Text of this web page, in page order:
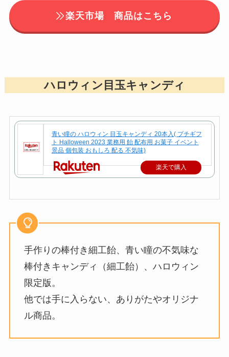
楽天市場 商品はこちら
ハロウィン目玉キャンディ
青い瞳の ハロウィン 目玉キャンディ 20本入( プチギフ
ト Halloween 2023 業務用 飴 配布用 お菓子 イベント
景品 個包装 おもしろ 配る 不気味)
楽天で購入
手作りの棒付き細工飴、青い瞳の不気味な
棒付きキャンディ（細工飴）、ハロウィン
限定版。
他では手に入らない、ありがたやオリジナ
ル商品。